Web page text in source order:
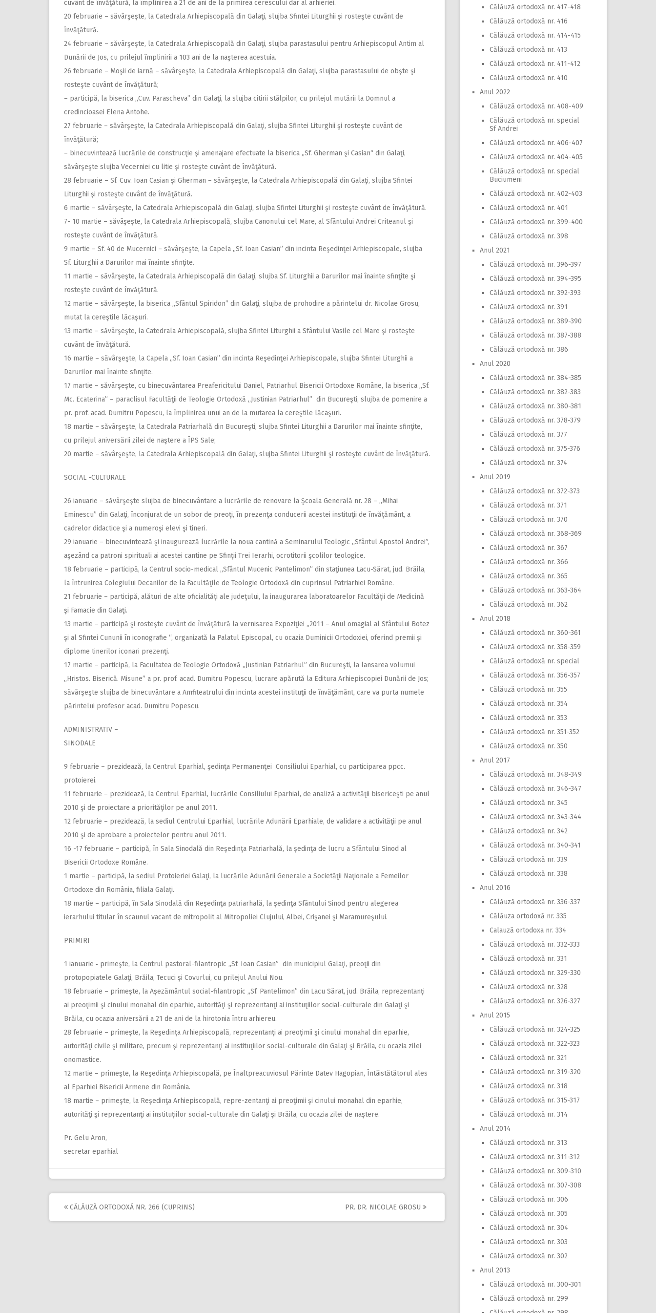
cuvânt de învăţătură, la împlinirea a 21 de ani de la primirea cerescului dar al arhieriei.
20 februarie – săvârşeşte, la Catedrala Arhiepis­copală din Galaţi, slujba Sfintei Liturghii şi rosteşte cuvânt de
învăţătură.
24 februarie – săvârşeşte, la Catedrala Arhiepiscopală din Galaţi, slujba parastasului pentru Arhiepiscopul Antim al
Dunării de Jos, cu prilejul împlinirii a 103 ani de la naşterea acestuia.
26 februarie – Moşii de iarnă – săvârşeşte, la Catedrala Arhiepiscopală din Galaţi, slujba parastasului de obşte şi
rosteşte cuvânt de învăţătură;
– participă, la biserica ,,Cuv. Parascheva” din Galaţi, la slujba citirii stâlpilor, cu prilejul mutării la Domnul a
credincioasei Elena Antohe.
27 februarie – săvârşeşte, la Catedrala Arhiepiscopală din Galaţi, slujba Sfintei Liturghii şi rosteşte cuvânt de
învăţătură;
– binecuvintează lucrările de construcţie şi amenajare efectuate la biserica ,,Sf. Gherman şi Casian“ din Galaţi,
săvârşeşte slujba Vecerniei cu litie şi rosteşte cuvânt de învăţătură.
28 februarie – Sf. Cuv. Ioan Casian şi Gherman – săvârşeşte, la Catedrala Arhiepiscopală din Galaţi, slujba Sfintei
Liturghii şi rosteşte cuvânt de învăţătură.
6 martie – săvârşeşte, la Catedrala Arhiepiscopală din Galaţi, slujba Sfintei Liturghii şi rosteşte cuvânt de învăţătură.
7- 10 martie – săvâşeşte, la Catedrala Arhiepiscopală, slujba Canonului cel Mare, al Sfântului Andrei Criteanul şi
rosteşte cuvânt de învăţătură.
9 martie – Sf. 40 de Mucernici – săvârşeşte, la Capela ,,Sf. Ioan Casian” din incinta Reşedinţei Arhiepiscopale, slujba
Sf. Liturghii a Darurilor mai înainte sfinţite.
11 martie – săvârşeşte, la Catedrala Arhiepiscopală din Galaţi, slujba Sf. Liturghii a Darurilor mai înainte sfinţite şi
rosteşte cuvânt de învăţătură.
12 martie – săvârşeşte, la biserica ,,Sfântul Spiridon” din Galaţi, slujba de prohodire a părintelui dr. Nicolae Grosu,
mutat la cereştile lăcaşuri.
13 martie – săvârşeşte, la Catedrala Arhiepiscopală, slujba Sfintei Liturghii a Sfântului Vasile cel Mare şi rosteşte
cuvânt de învăţătură.
16 martie – săvârşeşte, la Capela ,,Sf. Ioan Casian” din incinta Reşedinţei Arhiepiscopale, slujba Sfintei Liturghii a
Darurilor mai înainte sfinţite.
17 martie – săvârşeşte, cu binecuvântarea Preafericitului Daniel, Patriarhul Bisericii Ortodoxe Române, la biserica ,,Sf.
Mc. Ecaterina” – paraclisul Facultăţii de Teologie Ortodoxă ,,Justinian Patriarhul” din Bucureşti, slujba de pomenire a
pr. prof. acad. Dumitru Popescu, la împlinirea unui an de la mutarea la cereştile lăcaşuri.
18 martie – săvârşeşte, la Catedrala Patriarhală din Bucureşti, slujba Sfintei Liturghii a Darurilor mai înainte sfinţite,
cu prilejul aniversării zilei de naştere a ÎPS Sale;
20 martie – săvârşeşte, la Catedrala Arhiepiscopală din Galaţi, slujba Sfintei Liturghii şi rosteşte cuvânt de învăţătură.
SOCIAL -CULTURALE
26 ianuarie – săvârşeşte slujba de binecuvântare a lucrările de renovare la Şcoala Generală nr. 28 – ,,Mihai
Eminescu” din Galaţi, înconjurat de un sobor de preoţi, în prezenţa conducerii acestei instituţii de învăţământ, a
cadrelor didactice şi a numeroşi elevi şi tineri.
29 ianuarie – binecuvintează şi inaugurează lucrările la noua cantină a Seminarului Teologic ,,Sfântul Apostol Andrei”,
aşezând ca patroni spirituali ai acestei cantine pe Sfinţii Trei Ierarhi, ocrotitorii şcolilor teologice.
18 februarie – participă, la Centrul socio-medical ,,Sfântul Mucenic Pantelimon” din staţiunea Lacu-Sărat, jud. Brăila,
la întrunirea Colegiului Decanilor de la Facultăţile de Teologie Ortodoxă din cuprinsul Patriarhiei Române.
21 februarie – participă, alături de alte oficialităţi ale judeţului, la inaugurarea laboratoarelor Facultăţii de Medicină
şi Famacie din Galaţi.
13 martie – participă şi rosteşte cuvânt de învăţătură la vernisarea Expoziţiei ,,2011 – Anul omagial al Sfântului Botez
şi al Sfintei Cununii în iconografie “, organizată la Palatul Episcopal, cu ocazia Duminicii Ortodoxiei, oferind premii şi
diplome tinerilor iconari prezenţi.
17 martie – participă, la Facultatea de Teologie Ortodoxă ,,Justinian Patriarhul” din Bucureşti, la lansarea volumui
,,Hristos. Biserică. Misune” a pr. prof. acad. Dumitru Popescu, lucrare apărută la Editura Arhiepiscopiei Dunării de Jos;
săvârşeşte slujba de binecuvântare a Amfiteatrului din incinta acestei instituţii de învăţământ, care va purta numele
părintelui profesor acad. Dumitru Popescu.
ADMINISTRATIV –
SINODALE
9 februarie – prezidează, la Centrul Eparhial, şedinţa Permanenţei Consiliului Eparhial, cu participarea ppcc.
protoierei.
11 februarie – prezidează, la Centrul Eparhial, lucrările Consiliului Eparhial, de analiză a activităţii bisericeşti pe anul
2010 şi de proiectare a priorităţilor pe anul 2011.
12 februarie – prezidează, la sediul Centrului Eparhial, lucrările Adunării Eparhiale, de validare a activităţii pe anul
2010 şi de aprobare a proiectelor pentru anul 2011.
16 -17 februarie – participă, în Sala Sinodală din Reşedinţa Patriarhală, la şedinţa de lucru a Sfântului Sinod al
Bisericii Ortodoxe Române.
1 martie – participă, la sediul Protoieriei Galaţi, la lucrările Adunării Generale a Societăţii Naţionale a Femeilor
Ortodoxe din România, filiala Galaţi.
18 martie – participă, în Sala Sinodală din Reşedinţa patriarhală, la şedinţa Sfântului Sinod pentru alegerea
ierarhului titular în scaunul vacant de mitropolit al Mitropoliei Clujului, Albei, Crişanei şi Maramureşului.
PRIMIRI
1 ianuarie ‑ primeşte, la Centrul pastoral-filantropic „Sf. Ioan Casian” din municipiul Galaţi, preoţii din
protopopiatele Galaţi, Brăila, Tecuci şi Covurlui, cu prilejul Anului Nou.
18 februarie – primeşte, la Aşezământul social-filantropic ,,Sf. Pantelimon” din Lacu Sărat, jud. Brăila, reprezentanţi
ai preoţimii şi cinului monahal din eparhie, autorităţi şi reprezentanţi ai instituţiilor social-culturale din Galaţi şi
Brăila, cu ocazia aniversării a 21 de ani de la hirotonia întru arhiereu.
28 februarie – primeşte, la Reşedinţa Arhiepiscopală, reprezentanţi ai preoţimii şi cinului monahal din eparhie,
autorităţi civile şi militare, precum şi reprezentanţi ai instituţiilor social-culturale din Galaţi şi Brăila, cu ocazia zilei
onomastice.
12 martie – primeşte, la Reşedinţa Arhiepiscopală, pe Înaltpreacuviosul Părinte Datev Hagopian, Întâistătătorul ales
al Eparhiei Bisericii Armene din România.
18 martie – primeşte, la Reşedinţa Arhiepiscopală, repre-zentanţi ai preoţimii şi cinului monahal din eparhie,
autorităţi şi reprezentanţi ai instituţiilor social-culturale din Galaţi şi Brăila, cu ocazia zilei de naştere.
Pr. Gelu Aron,
secretar eparhial
Post
CĂLĂUZĂ ORTODOXĂ NR. 266 (CUPRINS) PR. DR. NICOLAE GROSU
Călăuză ortodoxă nr. 417-418
Călăuză ortodoxă nr. 416
Călăuză ortodoxă nr. 414-415
Călăuză ortodoxă nr. 413
Călăuză ortodoxă nr. 411-412
Călăuză ortodoxă nr. 410
Anul 2022
Călăuză ortodoxă nr. 408-409
Călăuză ortodoxă nr. special
Sf Andrei
Călăuză ortodoxă nr. 406-407
Călăuză ortodoxă nr. 404-405
Călăuză ortodoxă nr. special
Buciumeni
Călăuză ortodoxă nr. 402-403
Călăuză ortodoxă nr. 401
Călăuză ortodoxă nr. 399-400
Călăuză ortodoxă nr. 398
Anul 2021
Călăuză ortodoxă nr. 396-397
Călăuză ortodoxă nr. 394-395
Călăuză ortodoxă nr. 392-393
Călăuză ortodoxă nr. 391
Călăuză ortodoxă nr. 389-390
Călăuză ortodoxă nr. 387-388
Călăuză ortodoxă nr. 386
Anul 2020
Călăuză ortodoxă nr. 384-385
Călăuză ortodoxă nr. 382-383
Călăuză ortodoxă nr. 380-381
Călăuză ortodoxă nr. 378-379
Călăuză ortodoxă nr. 377
Călăuză ortodoxă nr. 375-376
Călăuză ortodoxă nr. 374
Anul 2019
Călăuză ortodoxă nr. 372-373
Călăuză ortodoxă nr. 371
Călăuză ortodoxă nr. 370
Călăuză ortodoxă nr. 368-369
Călăuză ortodoxă nr. 367
Călăuză ortodoxă nr. 366
Călăuză ortodoxă nr. 365
Călăuză ortodoxă nr. 363-364
Călăuză ortodoxă nr. 362
Anul 2018
Călăuză ortodoxă nr. 360-361
Călăuză ortodoxă nr. 358-359
Călăuză ortodoxă nr. special
Călăuză ortodoxă nr. 356-357
Călăuză ortodoxă nr. 355
Călăuză ortodoxă nr. 354
Călăuză ortodoxă nr. 353
Călăuză ortodoxă nr. 351-352
Călăuză ortodoxă nr. 350
Anul 2017
Călăuză ortodoxă nr. 348-349
Călăuză ortodoxă nr. 346-347
Călăuză ortodoxă nr. 345
Călăuză ortodoxă nr. 343-344
Călăuză ortodoxă nr. 342
Călăuză ortodoxă nr. 340-341
Călăuză ortodoxă nr. 339
Călăuză ortodoxă nr. 338
Anul 2016
Călăuză ortodoxă nr. 336-337
Călăuza ortodoxă nr. 335
Calauză ortodoxa nr. 334
Călăuză ortodoxă nr. 332-333
Călăuză ortodoxă nr. 331
Călăuză ortodoxă nr. 329-330
Călăuză ortodoxă nr. 328
Călăuză ortodoxă nr. 326-327
Anul 2015
Călăuză ortodoxă nr. 324-325
Călăuză ortodoxă nr. 322-323
Călăuză ortodoxă nr. 321
Călăuză ortodoxă nr. 319-320
Călăuză ortodoxă nr. 318
Călăuză ortodoxă nr. 315-317
Călăuză ortodoxă nr. 314
Anul 2014
Călăuză ortodoxă nr. 313
Călăuză ortodoxă nr. 311-312
Călăuză ortodoxă nr. 309-310
Călăuză ortodoxă nr. 307-308
Călăuză ortodoxă nr. 306
Călăuză ortodoxă nr. 305
Călăuză ortodoxă nr. 304
Călăuză ortodoxă nr. 303
Călăuză ortodoxă nr. 302
Anul 2013
Călăuză ortodoxă nr. 300-301
Călăuză ortodoxă nr. 299